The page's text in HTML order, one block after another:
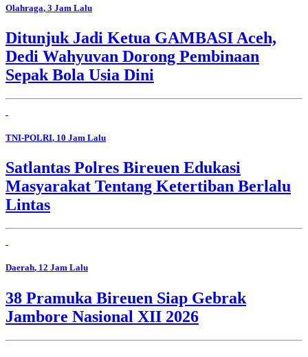
Olahraga, 3 Jam Lalu
Ditunjuk Jadi Ketua GAMBASI Aceh,
Dedi Wahyuvan Dorong Pembinaan
Sepak Bola Usia Dini
TNI-POLRI, 10 Jam Lalu
Satlantas Polres Bireuen Edukasi
Masyarakat Tentang Ketertiban Berlalu
Lintas
Daerah, 12 Jam Lalu
38 Pramuka Bireuen Siap Gebrak
Jambore Nasional XII 2026